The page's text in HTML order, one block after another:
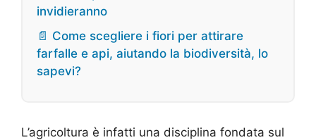
invidieranno
📄 Come scegliere i fiori per attirare
farfalle e api, aiutando la biodiversità, lo
sapevi?
L’agricoltura è infatti una disciplina fondata sul